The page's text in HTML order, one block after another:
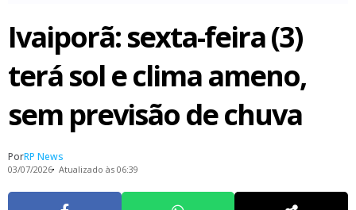
Ivaiporã: sexta-feira (3)
terá sol e clima ameno,
sem previsão de chuva
PorRP News
03/07/2026 Atualizado às 06:39